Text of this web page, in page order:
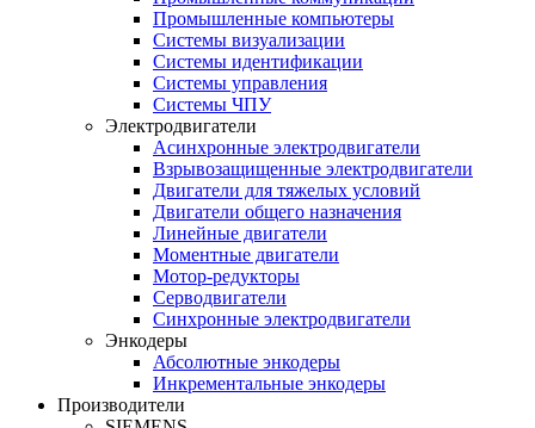
Промышленные компьютеры
Системы визуализации
Системы идентификации
Системы управления
Системы ЧПУ
Электродвигатели
Асинхронные электродвигатели
Взрывозащищенные электродвигатели
Двигатели для тяжелых условий
Двигатели общего назначения
Линейные двигатели
Моментные двигатели
Мотор-редукторы
Серводвигатели
Синхронные электродвигатели
Энкодеры
Абсолютные энкодеры
Инкрементальные энкодеры
Производители